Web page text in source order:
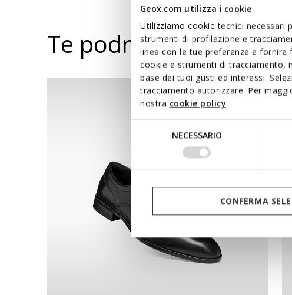
Geox.com utilizza i cookie
Utilizziamo cookie tecnici
strumenti di profilazione e
linea con le tue preferenze e fornire
cookie e strumenti di tracciamento,
base dei tuoi gusti ed interessi.
tracciamento autorizzare. Per
nostra cookie policy.
NECESSARIO
CONFERMA
Te podría interesar